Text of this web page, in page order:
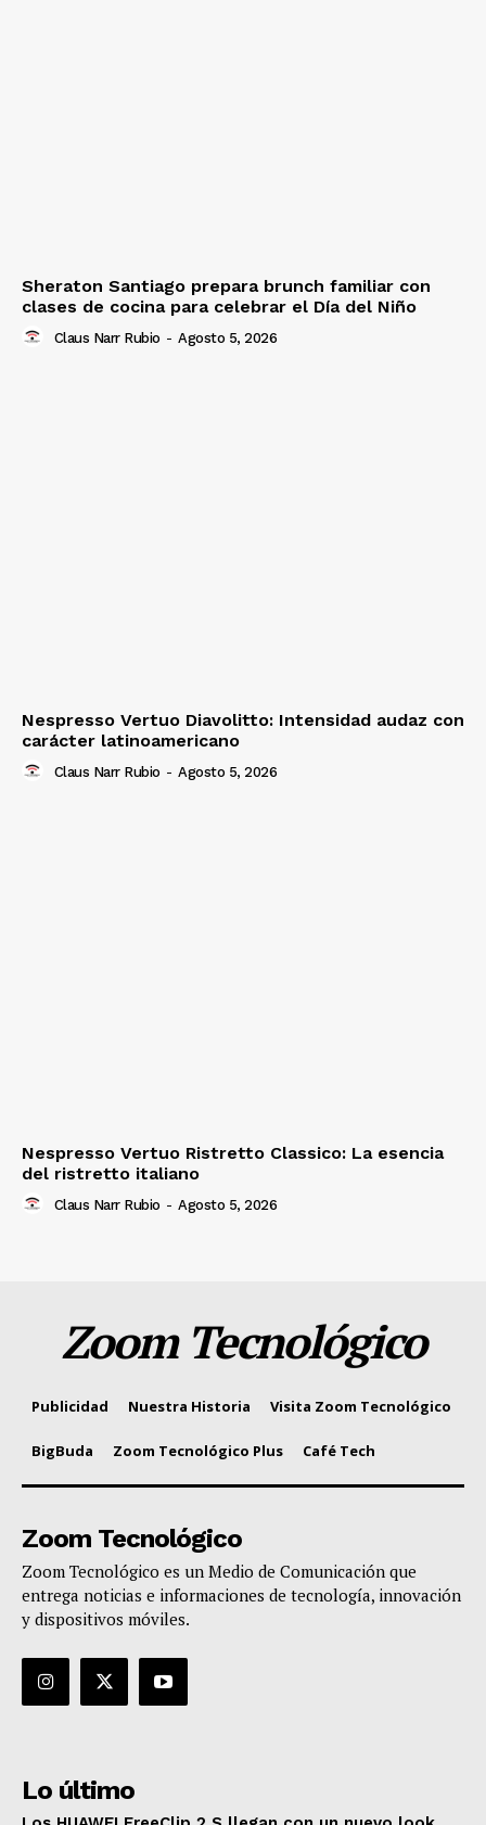
Sheraton Santiago prepara brunch familiar con
clases de cocina para celebrar el Día del Niño
Claus Narr Rubio - Agosto 5, 2026
Nespresso Vertuo Diavolitto: Intensidad audaz con
carácter latinoamericano
Claus Narr Rubio - Agosto 5, 2026
Nespresso Vertuo Ristretto Classico: La esencia
del ristretto italiano
Claus Narr Rubio - Agosto 5, 2026
Zoom Tecnológico
Publicidad Nuestra Historia Visita Zoom Tecnológico
BigBuda Zoom Tecnológico Plus Café Tech
Zoom Tecnológico
Zoom Tecnológico es un Medio de Comunicación que
entrega noticias e informaciones de tecnología, innovación
y dispositivos móviles.
Lo último